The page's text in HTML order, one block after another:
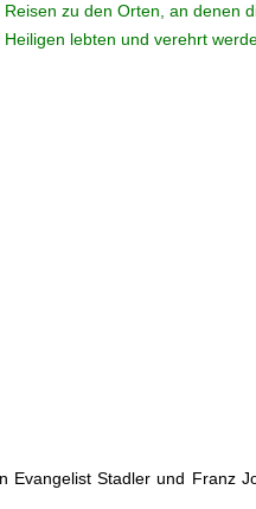
Reisen zu den Orten, an denen
Heiligen lebten und verehrt
Evangelist Stadler und Franz